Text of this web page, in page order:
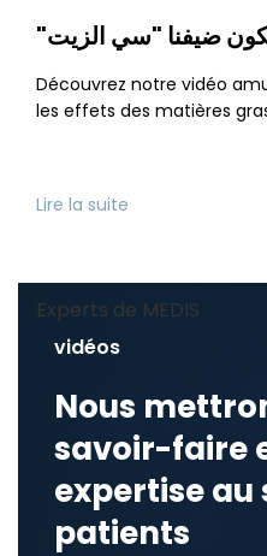
Découvrez notre vidéo
les effets des matières
Lire la suite
Experts de MEDIS
vidéos
Nous
savoir-faire
expertise au
patients